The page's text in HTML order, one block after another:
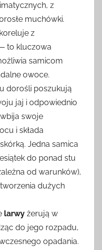
z
muchówki.
z
to kluczowa
samicom
owoce.
dorośli poszukują
jaj i odpowiednio
swoje
i składa
Jedna samica
do ponad stu
od warunków),
dużych
larwy żerują w
do jego rozpadu,
opadania.